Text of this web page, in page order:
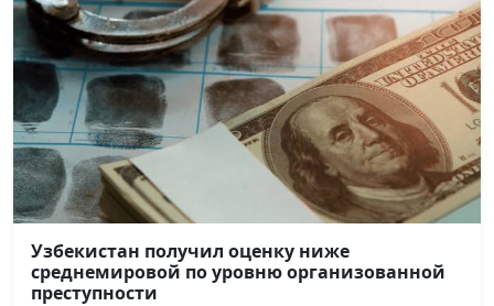
Узбекистан получил оценку ниже
среднемировой по уровню организованной
преступности